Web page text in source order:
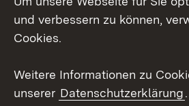
Social Wall
Youtube
Kontakt
und verbessern zu können,
Cookies.
Weitere Informationen zu
unserer Datenschutzerklärung.